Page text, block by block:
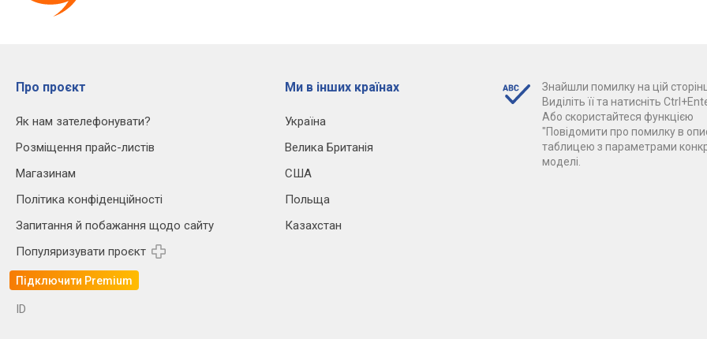
Про проєкт
Як нам зателефонувати?
Розміщення прайс-листів
Магазинам
Політика конфіденційності
Запитання й побажання щодо сайту
Популяризувати проєкт
Підключити Premium
Ми в інших країнах
Україна
Велика Британія
США
Польща
Казахстан
Знайшли помилку на цій
Виділіть її та натисніть
Або скористайтеся функцією
"Повідомити про помилку в
таблицею з параметрами
моделі.
ID